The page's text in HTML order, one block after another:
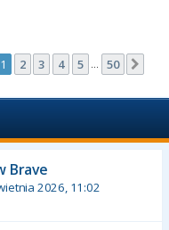
z50
1 2 3 4 5 … 50
Brave
2026, 11:02